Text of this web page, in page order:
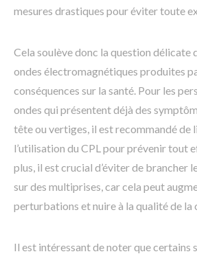
mesures drastiques pour éviter toute
Cela soulève donc la question délicate
ondes électromagnétiques produites
conséquences sur la santé. Pour les
ondes qui présentent déjà des
tête ou vertiges, il est recommandé de
l’utilisation du CPL pour prévenir tout
plus, il est crucial d’éviter de brancher
sur des multiprises, car cela peut
perturbations et nuire à la qualité de la
Il est intéressant de noter que certains